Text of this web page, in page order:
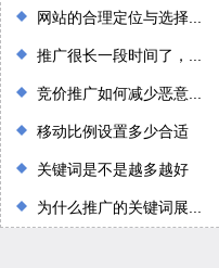
网站的合理定位与选择...
推广很长一段时间了，...
竞价推广如何减少恶意...
移动比例设置多少合适
关键词是不是越多越好
为什么推广的关键词展...